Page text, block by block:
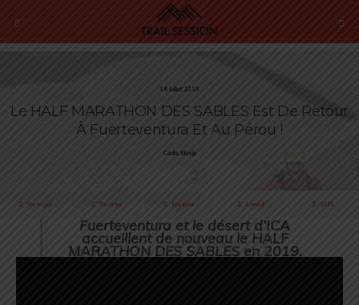
14 Juillet 2019
Le HALF MARATHON DES SABLES Est De Retour
À Fuerteventura Et Au Pérou !
Cédric Masip
Partager Tweeter Épingler E-mail SMS
Fuerteventura et le désert d’ICA
accueillent de nouveau le HALF
MARATHON DES SABLES en 2019.